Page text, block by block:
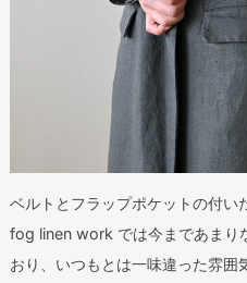
ベルトとフラップポケットの付い
fog linen work では今まであまり
おり、いつもとは一味違った雰囲